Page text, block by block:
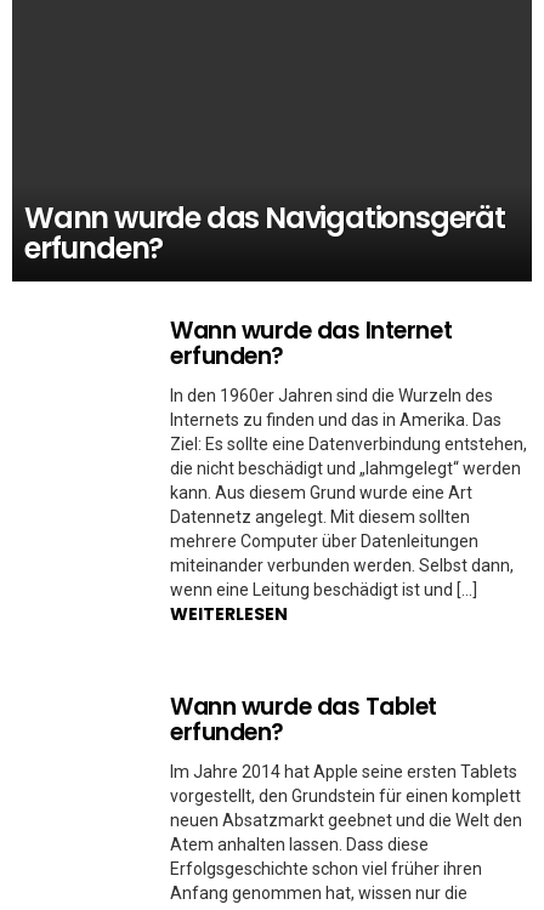
Wann wurde das Navigationsgerät
erfunden?
Wann wurde das Internet
erfunden?
In den 1960er Jahren sind die Wurzeln des
Internets zu finden und das in Amerika. Das
Ziel: Es sollte eine Datenverbindung entstehen,
die nicht beschädigt und „lahmgelegt“ werden
kann. Aus diesem Grund wurde eine Art
Datennetz angelegt. Mit diesem sollten
mehrere Computer über Datenleitungen
miteinander verbunden werden. Selbst dann,
wenn eine Leitung beschädigt ist und […]
WEITERLESEN
Wann wurde das Tablet
erfunden?
Im Jahre 2014 hat Apple seine ersten Tablets
vorgestellt, den Grundstein für einen komplett
neuen Absatzmarkt geebnet und die Welt den
Atem anhalten lassen. Dass diese
Erfolgsgeschichte schon viel früher ihren
Anfang genommen hat, wissen nur die